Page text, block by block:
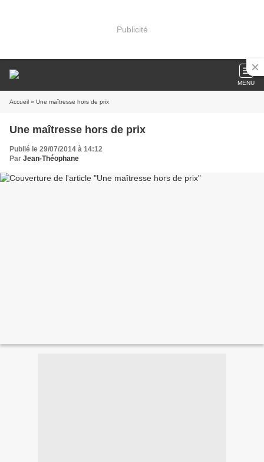
Publicité
MENU
Accueil » Une maîtresse hors de prix
Une maîtresse hors de prix
Publié le 29/07/2014 à 14:12
Par Jean-Théophane